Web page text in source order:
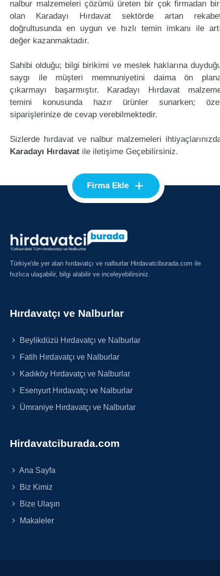
nalbur malzemeleri çözümü üreten bir çok firmadan
olan Karadayı Hırdavat sektörde artan
doğrultusunda en uygun ve hızlı temin imkanı ile
değer kazanmaktadır.
Sahibi olduğu; bilgi birikimi ve meslek haklarına
saygı ile müşteri memnuniyetini daima ön
çıkarmayı başarmıştır. Karadayı Hırdavat
temini konusunda hazır ürünler sunarken;
siparişlerinize de cevap verebilmektedir.
Sizlerde hırdavat ve nalbur malzemeleri
Karadayı Hırdavat ile iletişime Geçebilirsiniz.
Firma Ekle +
Türkiye'de yer alan hırdavatçı ve nalburlar Hirdavatciburada.com ile
hızlıca ulaşabilir, bilgi alabilir ve inceleyebilirsiniz.
Hırdavatçı ve Nalburlar
Beylikdüzü Hırdavatçı ve Nalburlar
Fatih Hırdavatçı ve Nalburlar
Kadıköy Hırdavatçı ve Nalburlar
Esenyurt Hırdavatçı ve Nalburlar
Ümraniye Hırdavatçı ve Nalburlar
Hirdavatciburada.com
Ana Sayfa
Biz Kimiz
Bize Ulaşın
Makaleler